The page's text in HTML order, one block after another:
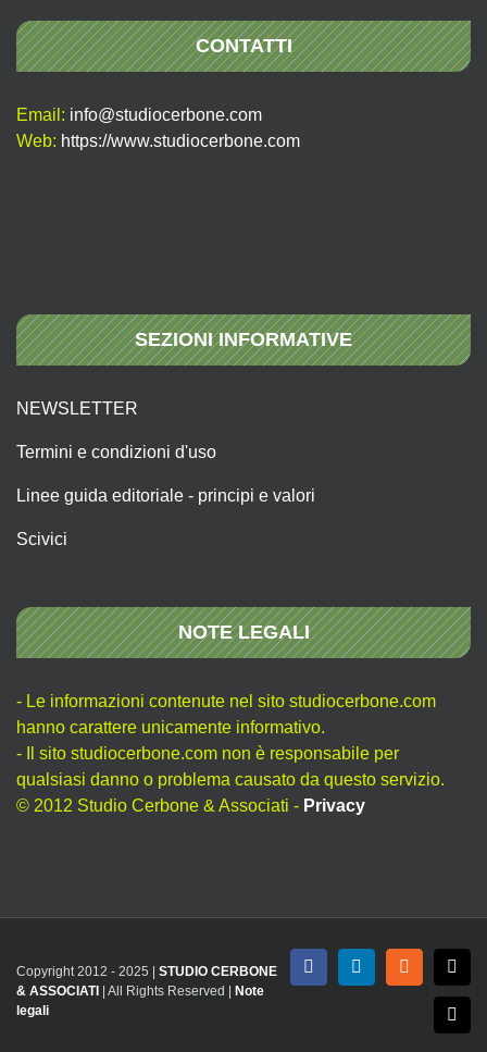
CONTATTI
Email: info@studiocerbone.com
Web: https://www.studiocerbone.com
SEZIONI INFORMATIVE
NEWSLETTER
Termini e condizioni d'uso
Linee guida editoriale - principi e valori
Scivici
NOTE LEGALI
- Le informazioni contenute nel sito studiocerbone.com
hanno carattere unicamente informativo.
- Il sito studiocerbone.com non è responsabile per
qualsiasi danno o problema causato da questo servizio.
© 2012 Studio Cerbone & Associati - Privacy
Copyright 2012 - 2025 | STUDIO CERBONE
& ASSOCIATI
| All Rights Reserved |
Note
legali
FacebookLinkedInRss X